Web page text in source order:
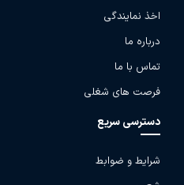
اخذ نمایندگی
درباره ما
تماس با ما
فرصت های شغلی
دسترسی سریع
شرایط و ضوابط